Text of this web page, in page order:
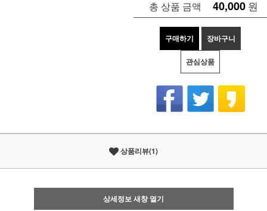
총 상품 금액 40,000 원
구매하기 장바구니
관심상품
상품리뷰(1)
상세정보 새창 열기